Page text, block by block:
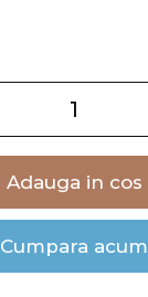
Adauga in cos
Cumpara acum